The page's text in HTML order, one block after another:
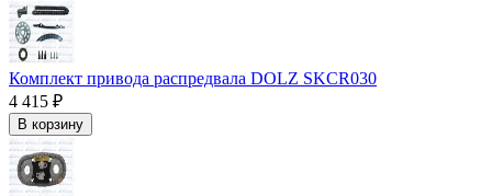
Комплект привода распредвала DOLZ SKCR030
4 415 ₽
В корзину